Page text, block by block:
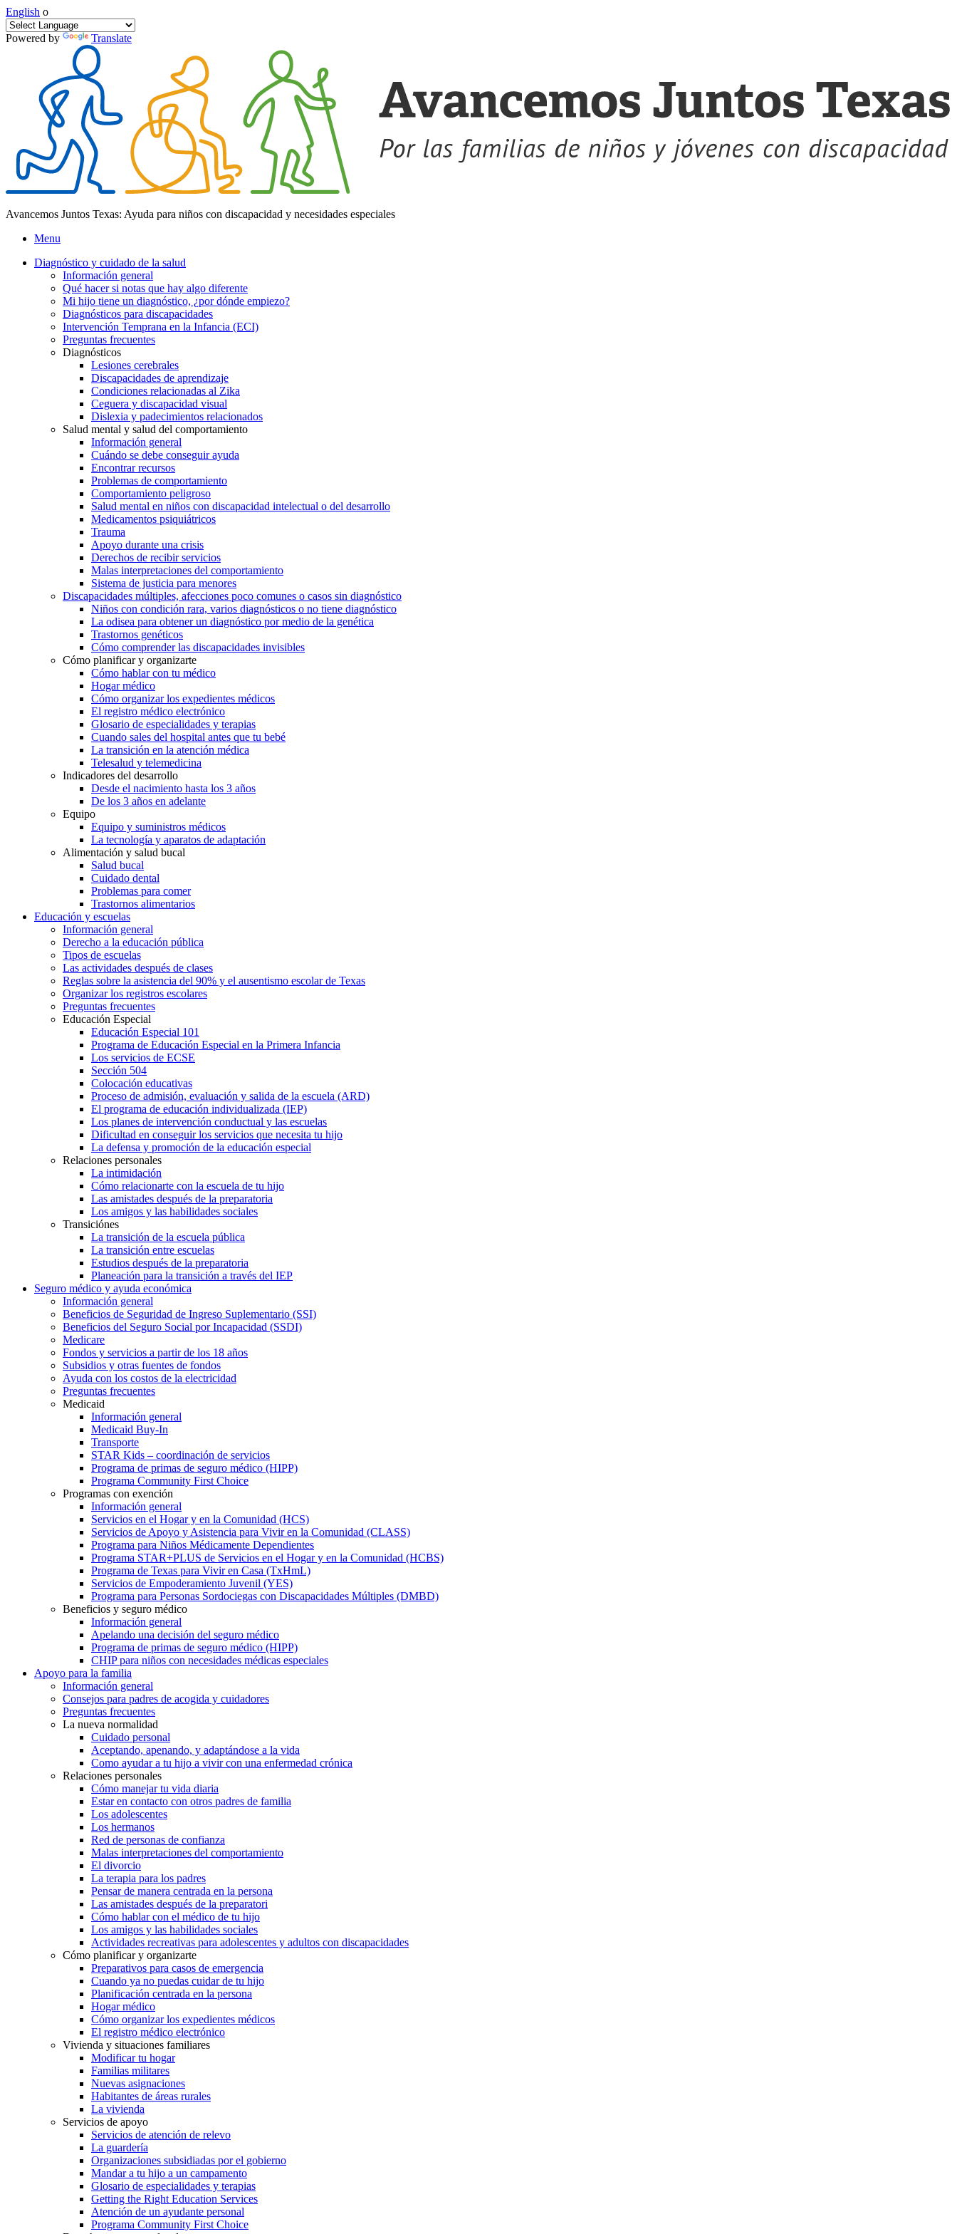
English o
Powered by Translate
Avancemos Juntos Texas: Ayuda para niños con discapacidad y necesidades especiales
Menu
Diagnóstico y cuidado de la salud
Información general
Qué hacer si notas que hay algo diferente
Mi hijo tiene un diagnóstico, ¿por dónde empiezo?
Diagnósticos para discapacidades
Intervención Temprana en la Infancia (ECI)
Preguntas frecuentes
Diagnósticos
Lesiones cerebrales
Discapacidades de aprendizaje
Condiciones relacionadas al Zika
Ceguera y discapacidad visual
Dislexia y padecimientos relacionados
Salud mental y salud del comportamiento
Información general
Cuándo se debe conseguir ayuda
Encontrar recursos
Problemas de comportamiento
Comportamiento peligroso
Salud mental en niños con discapacidad intelectual o del desarrollo
Medicamentos psiquiátricos
Trauma
Apoyo durante una crisis
Derechos de recibir servicios
Malas interpretaciones del comportamiento
Sistema de justicia para menores
Discapacidades múltiples, afecciones poco comunes o casos sin diagnóstico
Niños con condición rara, varios diagnósticos o no tiene diagnóstico
La odisea para obtener un diagnóstico por medio de la genética
Trastornos genéticos
Cómo comprender las discapacidades invisibles
Cómo planificar y organizarte
Cómo hablar con tu médico
Hogar médico
Cómo organizar los expedientes médicos
El registro médico electrónico
Glosario de especialidades y terapias
Cuando sales del hospital antes que tu bebé
La transición en la atención médica
Telesalud y telemedicina
Indicadores del desarrollo
Desde el nacimiento hasta los 3 años
De los 3 años en adelante
Equipo
Equipo y suministros médicos
La tecnología y aparatos de adaptación
Alimentación y salud bucal
Salud bucal
Cuidado dental
Problemas para comer
Trastornos alimentarios
Educación y escuelas
Información general
Derecho a la educación pública
Tipos de escuelas
Las actividades después de clases
Reglas sobre la asistencia del 90% y el ausentismo escolar de Texas
Organizar los registros escolares
Preguntas frecuentes
Educación Especial
Educación Especial 101
Programa de Educación Especial en la Primera Infancia
Los servicios de ECSE
Sección 504
Colocación educativas
Proceso de admisión, evaluación y salida de la escuela (ARD)
El programa de educación individualizada (IEP)
Los planes de intervención conductual y las escuelas
Dificultad en conseguir los servicios que necesita tu hijo
La defensa y promoción de la educación especial
Relaciones personales
La intimidación
Cómo relacionarte con la escuela de tu hijo
Las amistades después de la preparatoria
Los amigos y las habilidades sociales
Transiciónes
La transición de la escuela pública
La transición entre escuelas
Estudios después de la preparatoria
Planeación para la transición a través del IEP
Seguro médico y ayuda económica
Información general
Beneficios de Seguridad de Ingreso Suplementario (SSI)
Beneficios del Seguro Social por Incapacidad (SSDI)
Medicare
Fondos y servicios a partir de los 18 años
Subsidios y otras fuentes de fondos
Ayuda con los costos de la electricidad
Preguntas frecuentes
Medicaid
Información general
Medicaid Buy-In
Transporte
STAR Kids – coordinación de servicios
Programa de primas de seguro médico (HIPP)
Programa Community First Choice
Programas con exención
Información general
Servicios en el Hogar y en la Comunidad (HCS)
Servicios de Apoyo y Asistencia para Vivir en la Comunidad (CLASS)
Programa para Niños Médicamente Dependientes
Programa STAR+PLUS de Servicios en el Hogar y en la Comunidad (HCBS)
Programa de Texas para Vivir en Casa (TxHmL)
Servicios de Empoderamiento Juvenil (YES)
Programa para Personas Sordociegas con Discapacidades Múltiples (DMBD)
Beneficios y seguro médico
Información general
Apelando una decisión del seguro médico
Programa de primas de seguro médico (HIPP)
CHIP para niños con necesidades médicas especiales
Apoyo para la familia
Información general
Consejos para padres de acogida y cuidadores
Preguntas frecuentes
La nueva normalidad
Cuidado personal
Aceptando, apenando, y adaptándose a la vida
Como ayudar a tu hijo a vivir con una enfermedad crónica
Relaciones personales
Cómo manejar tu vida diaria
Estar en contacto con otros padres de familia
Los adolescentes
Los hermanos
Red de personas de confianza
Malas interpretaciones del comportamiento
El divorcio
La terapia para los padres
Pensar de manera centrada en la persona
Las amistades después de la preparatori
Cómo hablar con el médico de tu hijo
Los amigos y las habilidades sociales
Actividades recreativas para adolescentes y adultos con discapacidades
Cómo planificar y organizarte
Preparativos para casos de emergencia
Cuando ya no puedas cuidar de tu hijo
Planificación centrada en la persona
Hogar médico
Cómo organizar los expedientes médicos
El registro médico electrónico
Vivienda y situaciones familiares
Modificar tu hogar
Familias militares
Nuevas asignaciones
Habitantes de áreas rurales
La vivienda
Servicios de apoyo
Servicios de atención de relevo
La guardería
Organizaciones subsidiadas por el gobierno
Mandar a tu hijo a un campamento
Glosario de especialidades y terapias
Getting the Right Education Services
Atención de un ayudante personal
Programa Community First Choice